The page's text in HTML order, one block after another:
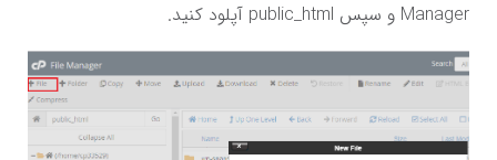
Manager و سپس public_html آپلود کنید.